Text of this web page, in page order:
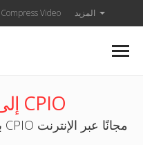
Compress Video المزيد
محول ACE إلى CPIO
أعد تعبئة أرشيفات ACE بصيغة CPIO مجانًا عبر الإنترنت